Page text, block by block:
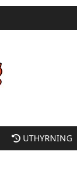
UTHYRNING